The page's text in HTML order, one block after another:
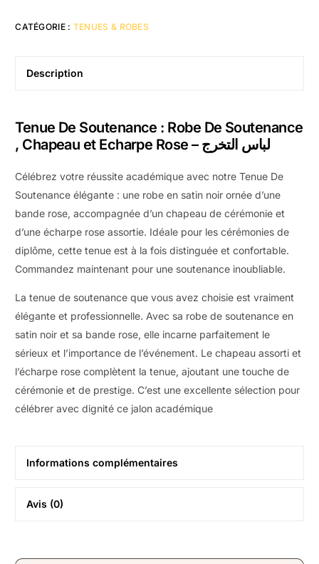
CATÉGORIE : TENUES & ROBES
Description
Tenue De Soutenance : Robe De Soutenance
, Chapeau et Echarpe Rose – لباس التخرج
Célébrez votre réussite académique avec notre Tenue De
Soutenance élégante : une robe en satin noir ornée d’une
bande rose, accompagnée d’un chapeau de cérémonie et
d’une écharpe rose assortie. Idéale pour les cérémonies de
diplôme, cette tenue est à la fois distinguée et confortable.
Commandez maintenant pour une soutenance inoubliable.
La tenue de soutenance que vous avez choisie est vraiment
élégante et professionnelle. Avec sa robe de soutenance en
satin noir et sa bande rose, elle incarne parfaitement le
sérieux et l’importance de l’événement. Le chapeau assorti et
l’écharpe rose complètent la tenue, ajoutant une touche de
cérémonie et de prestige. C’est une excellente sélection pour
célébrer avec dignité ce jalon académique
Informations complémentaires
Avis (0)